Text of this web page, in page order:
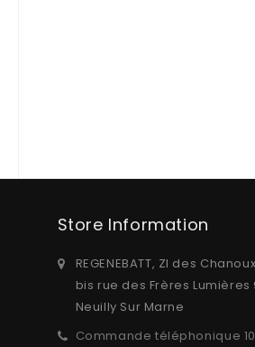
Store Information
REGENEBATT, ZI des
bis rue des Frères Lumières
Neuilly Sur Marne
Commande téléphonique